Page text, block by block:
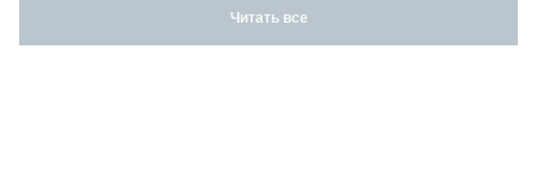
Читать все